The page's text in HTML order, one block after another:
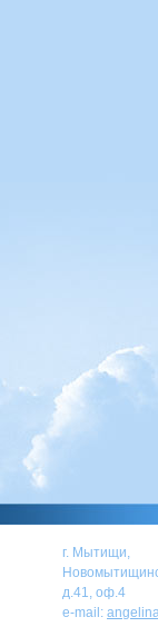
г. Мытищи,
д.41, оф.4
e-mail: